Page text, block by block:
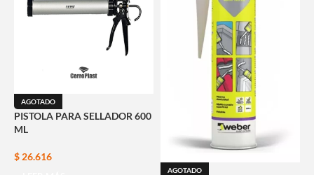
AGOTADO
PISTOLA PARA SELLADOR 600
ML
$ 26.616
AGOTADO